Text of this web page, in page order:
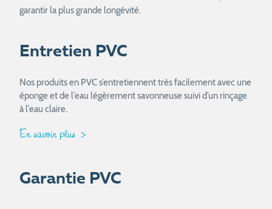
garantir la plus grande longévité.
Entretien PVC
Nos produits en PVC s’entretiennent très facilement avec une
éponge et de l’eau légèrement savonneuse suivi d’un rinçage
à l’eau claire.
En savoir plus
Garantie PVC